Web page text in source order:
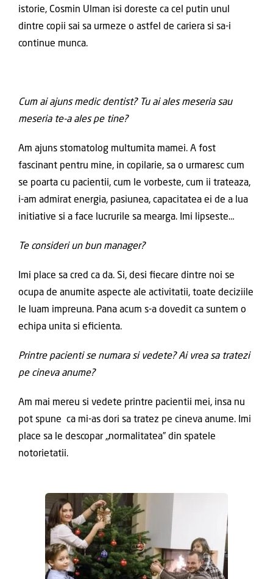
istorie, Cosmin Ulman isi doreste ca cel putin unul
dintre copii sai sa urmeze o astfel de cariera si sa-i
continue munca.
Cum ai ajuns medic dentist? Tu ai ales meseria sau
meseria te-a ales pe tine?
Am ajuns stomatolog multumita mamei. A fost
fascinant pentru mine, in copilarie, sa o urmaresc cum
se poarta cu pacientii, cum le vorbeste, cum ii trateaza,
i-am admirat energia, pasiunea, capacitatea ei de a lua
initiative si a face lucrurile sa mearga. Imi lipseste…
Te consideri un bun manager?
Imi place sa cred ca da. Si, desi fiecare dintre noi se
ocupa de anumite aspecte ale activitatii, toate deciziile
le luam impreuna. Pana acum s-a dovedit ca suntem o
echipa unita si eficienta.
Printre pacienti se numara si vedete? Ai vrea sa tratezi
pe cineva anume?
Am mai mereu si vedete printre pacientii mei, insa nu
pot spune ca mi-as dori sa tratez pe cineva anume. Imi
place sa le descopar „normalitatea” din spatele
notorietatii.